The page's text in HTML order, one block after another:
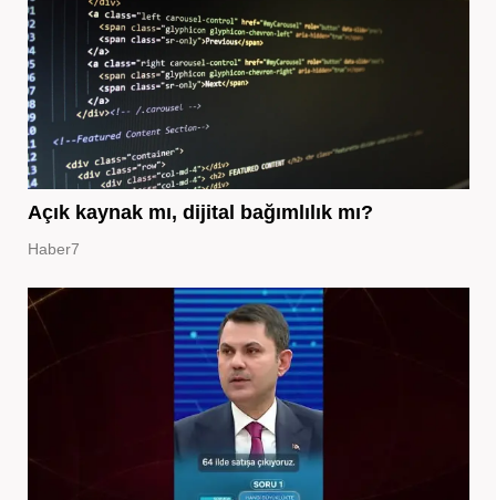
Açık kaynak mı, dijital bağımlılık mı?
Haber7